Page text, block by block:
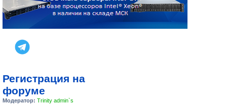
Регистрация на
форуме
Модератор: Trinity admin`s